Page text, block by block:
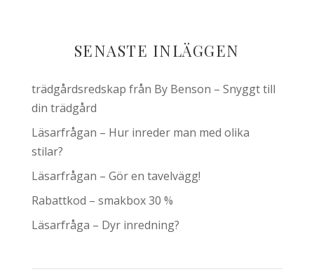
SENASTE INLÄGGEN
trädgårdsredskap från By Benson – Snyggt till
din trädgård
Läsarfrågan – Hur inreder man med olika
stilar?
Läsarfrågan – Gör en tavelvägg!
Rabattkod – smakbox 30 %
Läsarfråga – Dyr inredning?